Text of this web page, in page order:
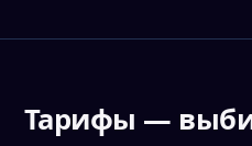
Тарифы —